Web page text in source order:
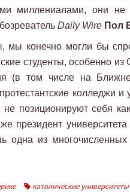
миллениалами, они
Daily Wire Пол
мы конечно могли бы
студенты, особенно
(в том числе на
колледжи
позиционируют себя
президент
одна из
католические университеты